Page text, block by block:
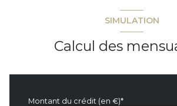
SIMULATION
Calcul des
Montant du crédit (en €)*